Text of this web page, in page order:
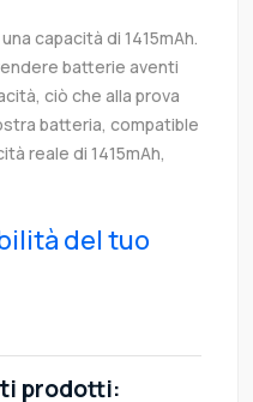
capacità di 1415mAh.
batterie aventi
ciò che alla prova
batteria, compatible
reale di 1415mAh,
del tuo
prodotti: